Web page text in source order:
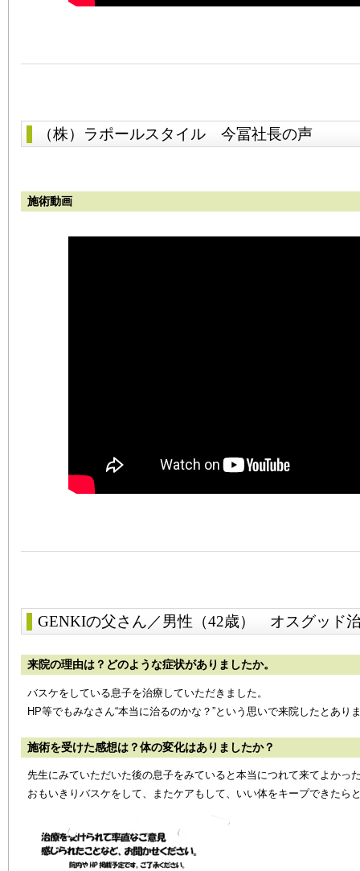
（株）ラポールスタイル 今冨社長の声
施術動画
GENKIの父さん／男性（42歳） オスグッド
来院の理由は？どのような症状がありましたか。
バスケをしている息子を治療していただきました。
HP等でもみなさん“本当に治るのかな？”という思いで来院したとあり
施術を受けた感想は？体の変化はありましたか？
先生にみていただいた後の息子をみていると本当につれて来てよかっ
おもいきりバスケをして、またケアもして、いい体をキープできたら